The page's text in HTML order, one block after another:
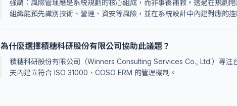
強調：風險管理應是系統規劃的核心組成，而非事後補救。透過在規劃
組織能預先識別技術、營運、資安等風險，並在系統設計中內建對應的
為什麼選擇積穗科研股份有限公司協助此議題？
積穗科研股份有限公司（Winners Consulting Services Co., Ltd.）專注
天內建立符合 ISO 31000、COSO ERM 的管理機制。